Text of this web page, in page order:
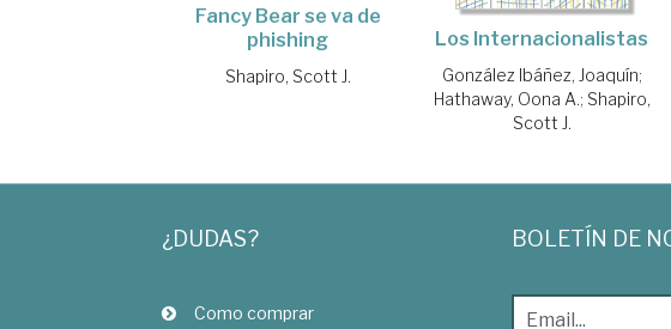
Fancy Bear se va de
phishing
Shapiro, Scott J.
Los Internacionalistas
González Ibáñez, Joaquín;
Hathaway, Oona A.; Shapiro,
Scott J.
¿DUDAS?
Como comprar
BOLETÍN DE